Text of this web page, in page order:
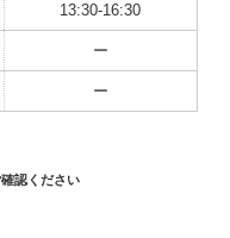
13:30-16:30
ー
ー
認ください